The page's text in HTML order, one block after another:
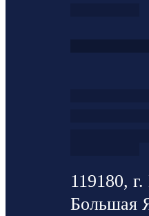
119180,
Большая